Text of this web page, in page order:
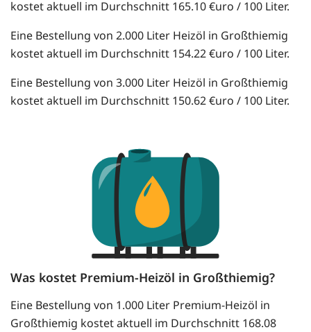
kostet aktuell im Durchschnitt 165.10 €uro / 100 Liter.
Eine Bestellung von 2.000 Liter Heizöl in Großthiemig
kostet aktuell im Durchschnitt 154.22 €uro / 100 Liter.
Eine Bestellung von 3.000 Liter Heizöl in Großthiemig
kostet aktuell im Durchschnitt 150.62 €uro / 100 Liter.
Was kostet Premium-Heizöl in Großthiemig?
Eine Bestellung von 1.000 Liter Premium-Heizöl in
Großthiemig kostet aktuell im Durchschnitt 168.08